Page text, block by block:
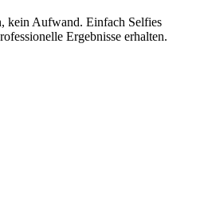
kein Aufwand. Einfach Selfies
Ergebnisse erhalten.